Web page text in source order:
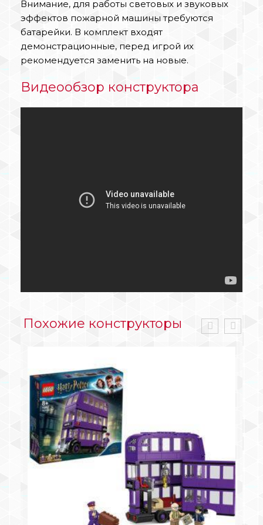
Внимание, для работы световых и звуковых
эффектов пожарной машины требуются
батарейки. В комплект входят
демонстрационные, перед игрой их
рекомендуется заменить на новые.
Видеообзор конструктора
Похожие конструкторы